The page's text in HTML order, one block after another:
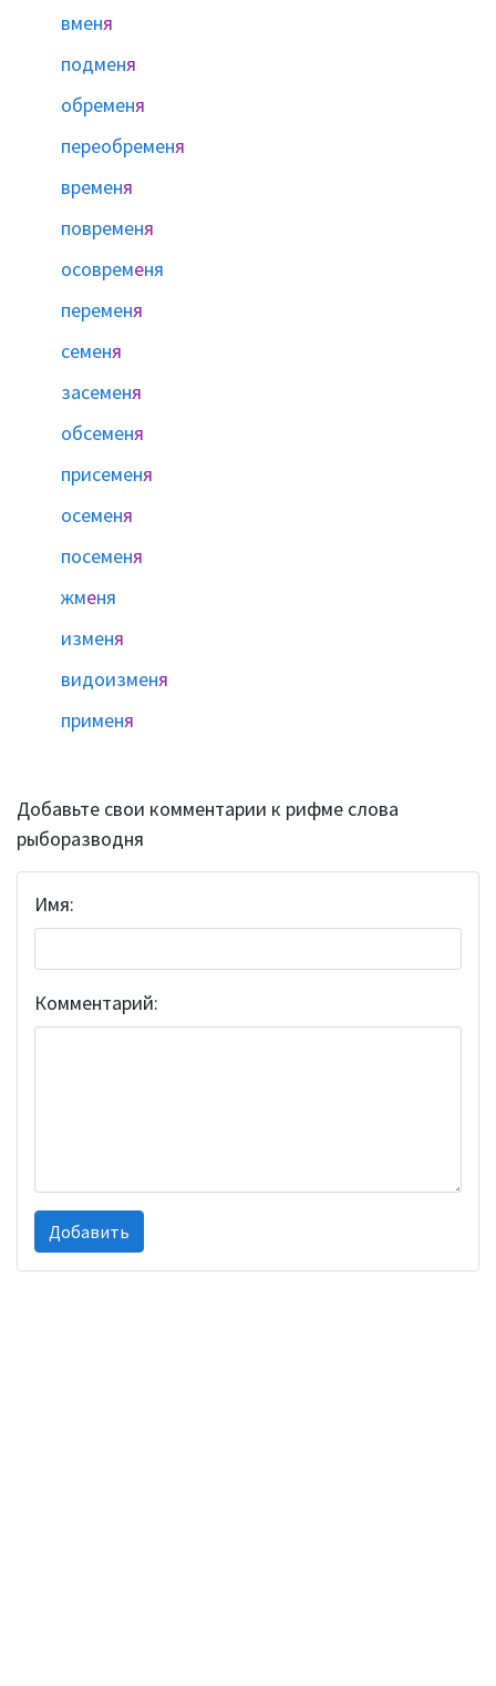
вменя
подменя
обременя
переобременя
временя
повременя
осовременя
переменя
семеня
засеменя
обсеменя
присеменя
осеменя
посеменя
жменя
изменя
видоизменя
применя
Добавьте свои комментарии к рифме слова
рыборазводня
Имя:
Комментарий: